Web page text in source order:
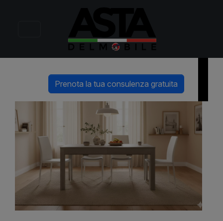
Tavolo rettangolare allungabile
Prenota la tua consulenza gratuita